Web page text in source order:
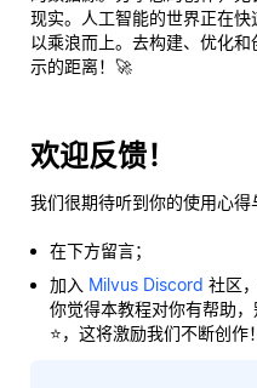
现实。人工智能的世界正在
以乘浪而上。去构建、优化
示的距离！🚀
欢迎反馈！
我们很期待听到你的使用心得
在下方留言；
加入 Milvus Discord 社区
你觉得本教程对你有帮助
⭐，这将激励我们不断创作